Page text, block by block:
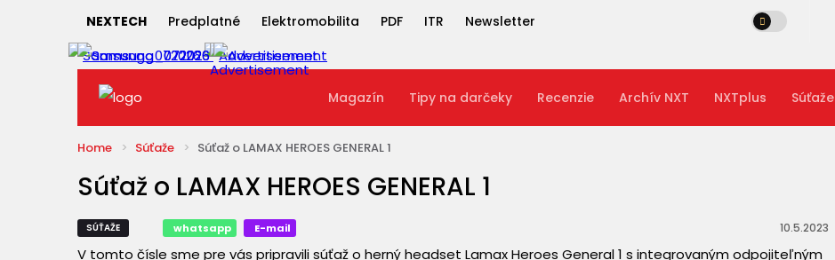
NEXTECH Predplatné Elektromobilita PDF ITR Newsletter
Magazín Tipy na darčeky Recenzie Archív NXT NXTplus Súťaže
Home Súťaže Súťaž o LAMAX HEROES GENERAL 1
Súťaž o LAMAX HEROES GENERAL 1
SÚŤAŽE whatsapp E-mail 10.5.2023
V tomto čísle sme pre vás pripravili súťaž o herný headset Lamax Heroes General 1 s integrovaným odpojiteľným